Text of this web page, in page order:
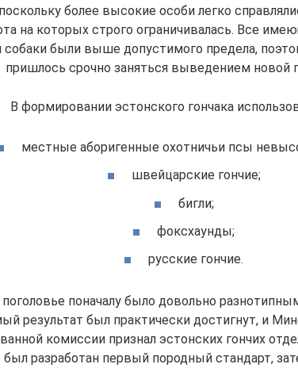
более высокие особи легко
на которых строго ограничивалась. Все
собаки были выше допустимого предела,
пришлось срочно заняться выведением новой
В формировании эстонского гончака
местные аборигенные охотничьи псы
швейцарские гончие;
бигли;
фоксхаунды;
русские гончие.
поначалу было довольно
результат был практически достигнут, и
комиссии признал эстонских гончих
разработан первый породный стандарт,